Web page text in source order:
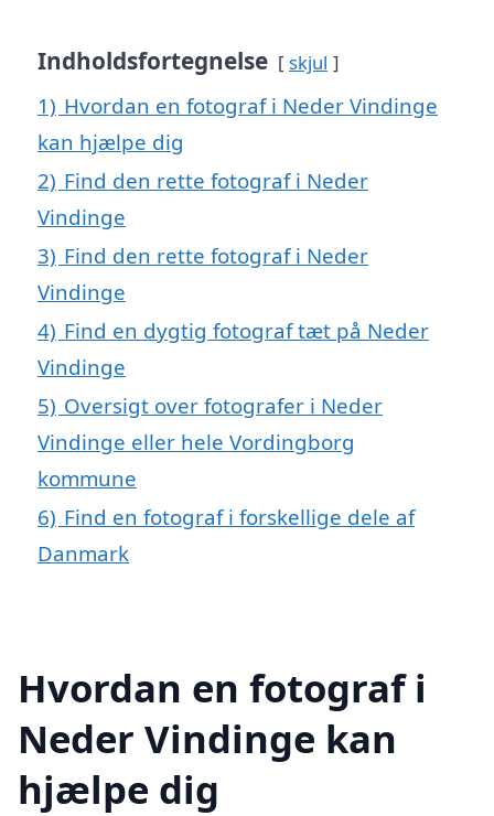
Indholdsfortegnelse skjul
1) Hvordan en fotograf i Neder Vindinge
kan hjælpe dig
2) Find den rette fotograf i Neder
Vindinge
3) Find den rette fotograf i Neder
Vindinge
4) Find en dygtig fotograf tæt på Neder
Vindinge
5) Oversigt over fotografer i Neder
Vindinge eller hele Vordingborg
kommune
6) Find en fotograf i forskellige dele af
Danmark
Hvordan en fotograf i
Neder Vindinge kan
hjælpe dig